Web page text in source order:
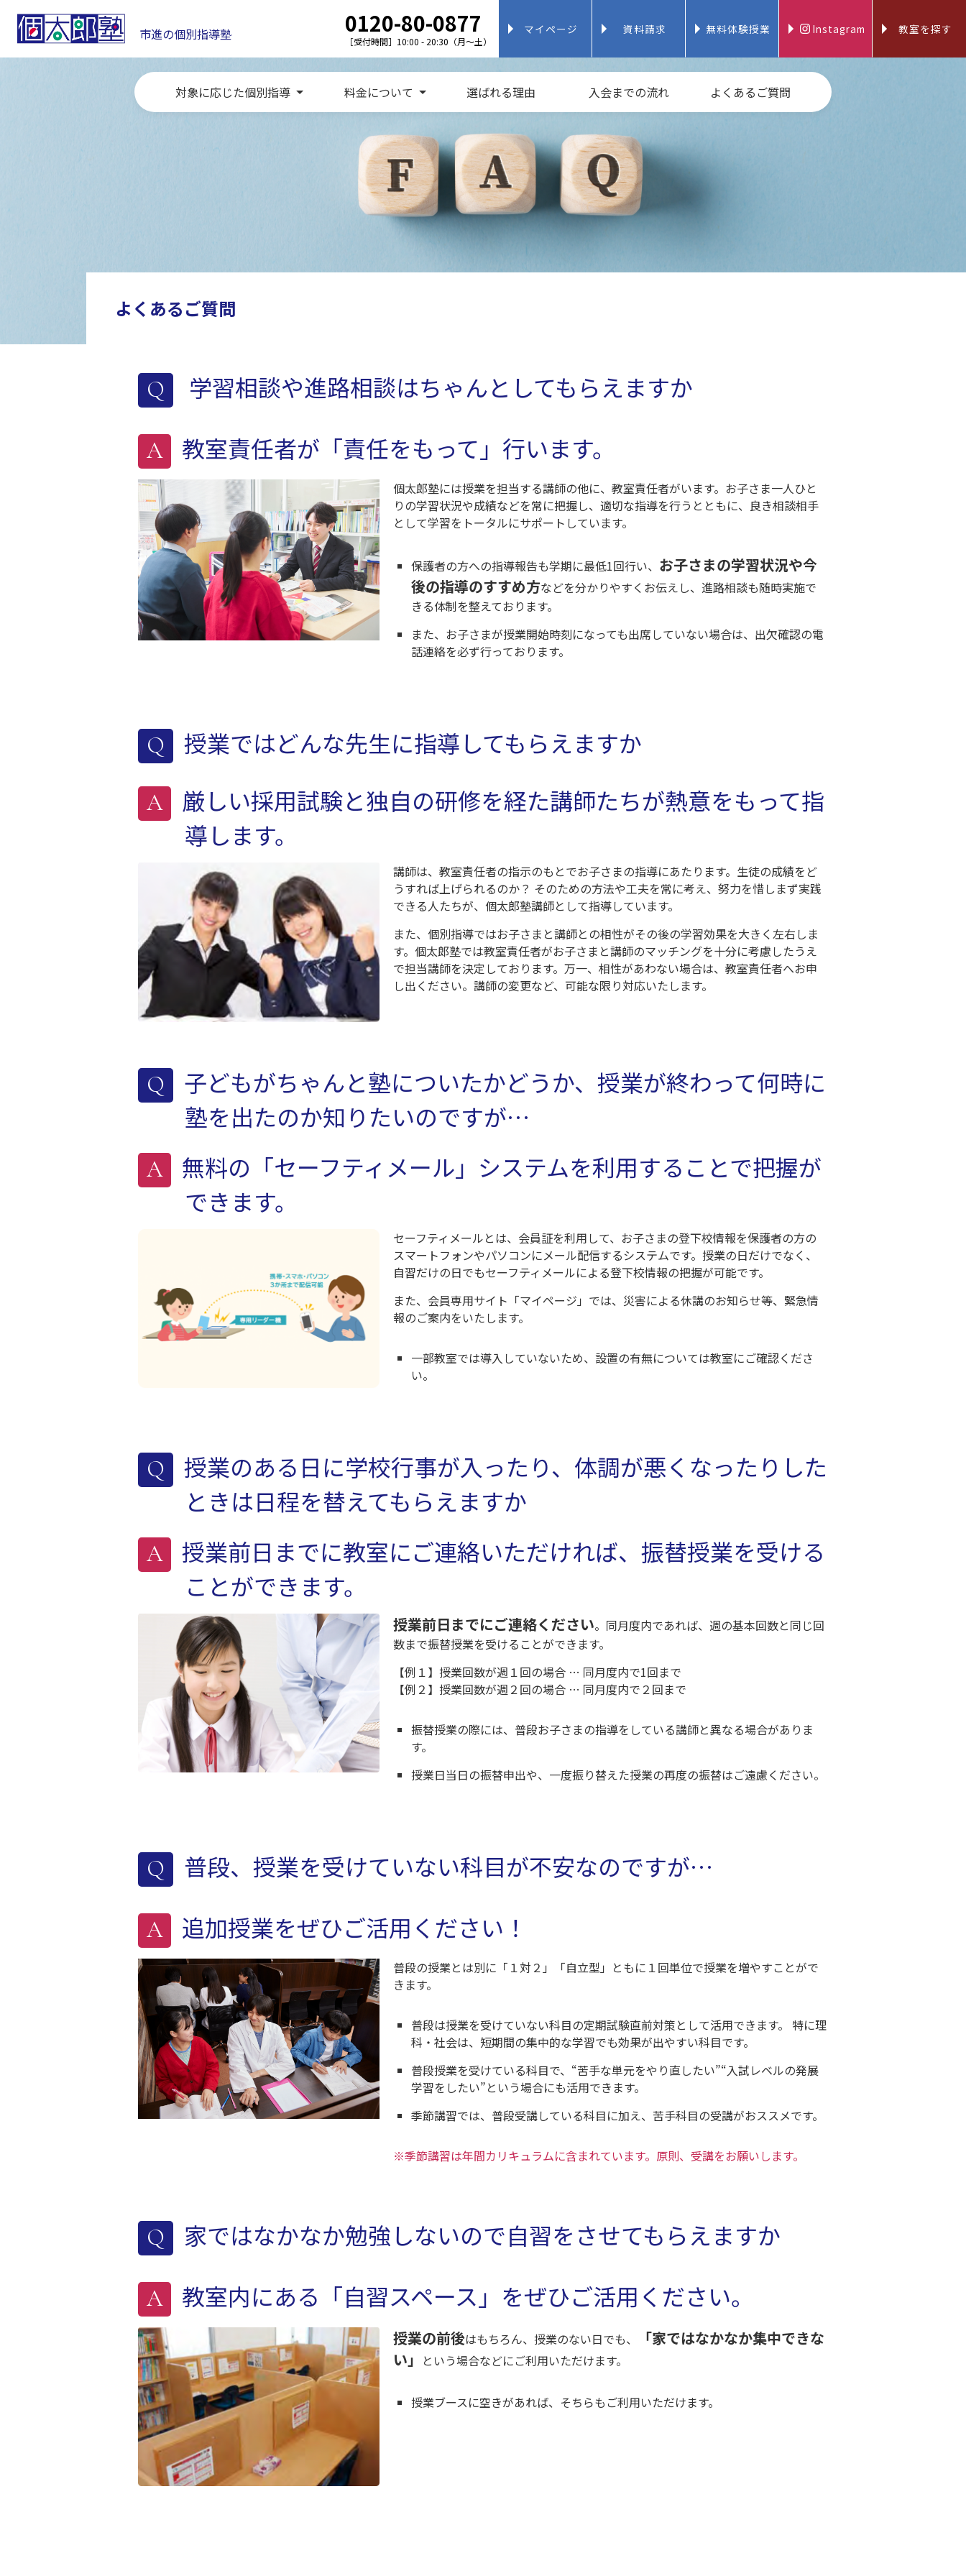
市進の個別指導塾 0120-80-0877
［受付時間］10:00 - 20:30（月～土）
マイページ 資料請求 無料体験授業 Instagram 教室を探す
対象に応じた個別指導 料金について 選ばれる理由 入会までの流れ よくあるご質問
よくあるご質問
学習相談や進路相談はちゃんとしてもらえますか
教室責任者が「責任をもって」行います。
個太郎塾には授業を担当する講師の他に、教室責任者がいます。お子さま一人ひと
りの学習状況や成績などを常に把握し、適切な指導を行うとともに、良き相談相手
として学習をトータルにサポートしています。
保護者の方への指導報告も学期に最低1回行い、 お子さまの学習状況や今
後の指導のすすめ方などを分かりやすくお伝えし、進路相談も随時実施で
きる体制を整えております。
また、お子さまが授業開始時刻になっても出席していない場合は、出欠確認の電
話連絡を必ず行っております。
授業ではどんな先生に指導してもらえますか
厳しい採用試験と独自の研修を経た講師たちが熱意をもって指
導します。
講師は、教室責任者の指示のもとでお子さまの指導にあたります。生徒の成績をど
うすれば上げられるのか？ そのための方法や工夫を常に考え、努力を惜しまず実践
できる人たちが、個太郎塾講師として指導しています。
また、個別指導ではお子さまと講師との相性がその後の学習効果を大きく左右しま
す。個太郎塾では教室責任者がお子さまと講師のマッチングを十分に考慮したうえ
で担当講師を決定しております。万一、相性があわない場合は、教室責任者へお申
し出ください。講師の変更など、可能な限り対応いたします。
子どもがちゃんと塾についたかどうか、授業が終わって何時に
塾を出たのか知りたいのですが…
無料の「セーフティメール」システムを利用することで把握が
できます。
セーフティメールとは、会員証を利用して、お子さまの登下校情報を保護者の方の
スマートフォンやパソコンにメール配信するシステムです。授業の日だけでなく、
自習だけの日でもセーフティメールによる登下校情報の把握が可能です。
また、会員専用サイト「マイページ」では、災害による休講のお知らせ等、緊急情
報のご案内をいたします。
一部教室では導入していないため、設置の有無については教室にご確認くださ
い。
授業のある日に学校行事が入ったり、体調が悪くなったりした
ときは日程を替えてもらえますか
授業前日までに教室にご連絡いただければ、振替授業を受ける
ことができます。
授業前日までにご連絡ください。同月度内であれば、週の基本回数と同じ回
数まで振替授業を受けることができます。
【例１】授業回数が週１回の場合 … 同月度内で1回まで
【例２】授業回数が週２回の場合 … 同月度内で２回まで
振替授業の際には、普段お子さまの指導をしている講師と異なる場合がありま
す。
授業日当日の振替申出や、一度振り替えた授業の再度の振替はご遠慮ください。
普段、授業を受けていない科目が不安なのですが…
追加授業をぜひご活用ください！
普段の授業とは別に「１対２」「自立型」ともに１回単位で授業を増やすことがで
きます。
普段は授業を受けていない科目の定期試験直前対策として活用できます。 特に理
科・社会は、短期間の集中的な学習でも効果が出やすい科目です。
普段授業を受けている科目で、“苦手な単元をやり直したい”“入試レベルの発展
学習をしたい”という場合にも活用できます。
季節講習では、普段受講している科目に加え、苦手科目の受講がおススメです。
※季節講習は年間カリキュラムに含まれています。原則、受講をお願いします。
家ではなかなか勉強しないので自習をさせてもらえますか
教室内にある「自習スペース」をぜひご活用ください。
授業の前後はもちろん、授業のない日でも、
「家ではなかなか集中できな
い」
という場合などにご利用いただけます。
授業ブースに空きがあれば、そちらもご利用いただけます。